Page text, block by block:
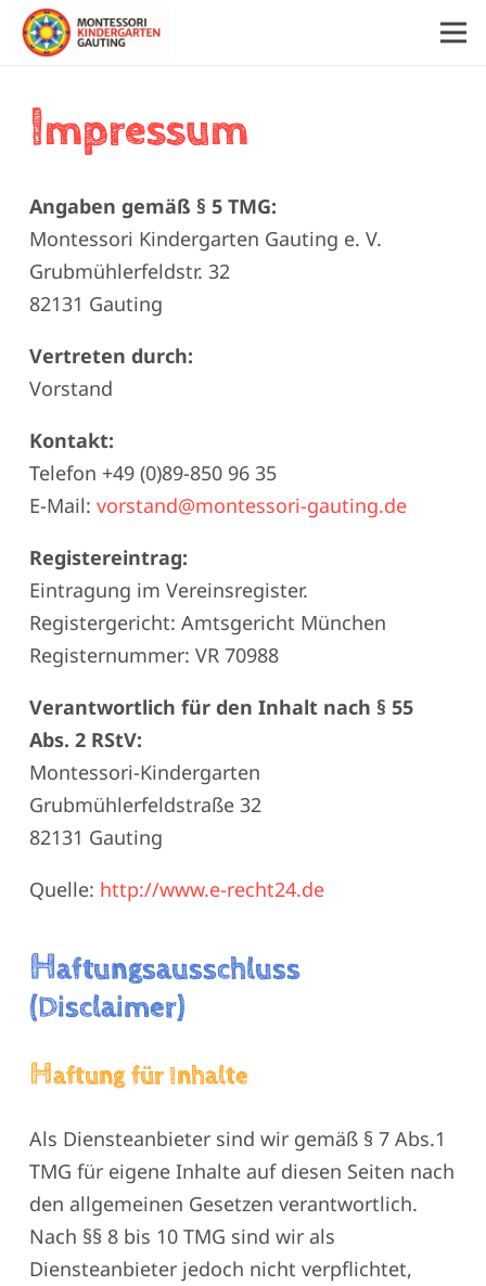
Impressum
Angaben gemäß § 5 TMG:
Montessori Kindergarten Gauting e. V.
Grubmühlerfeldstr. 32
82131 Gauting
Vertreten durch:
Vorstand
Kontakt:
Telefon +49 (0)89-850 96 35
E-Mail: vorstand@montessori-gauting.de
Registereintrag:
Eintragung im Vereinsregister.
Registergericht: Amtsgericht München
Registernummer: VR 70988
Verantwortlich für den Inhalt nach § 55
Abs. 2 RStV:
Montessori-Kindergarten
Grubmühlerfeldstraße 32
82131 Gauting
Quelle: http://www.e-recht24.de
Haftungsausschluss
(Disclaimer)
Haftung für Inhalte
Als Diensteanbieter sind wir gemäß § 7 Abs.1
TMG für eigene Inhalte auf diesen Seiten nach
den allgemeinen Gesetzen verantwortlich.
Nach §§ 8 bis 10 TMG sind wir als
Diensteanbieter jedoch nicht verpflichtet,